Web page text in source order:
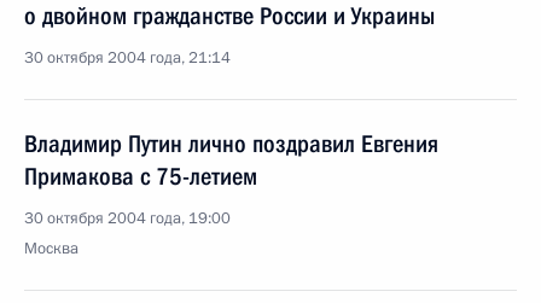
о двойном гражданстве России и Украины
30 октября 2004 года, 21:14
Владимир Путин лично поздравил Евгения
Примакова с 75-летием
30 октября 2004 года, 19:00
Москва